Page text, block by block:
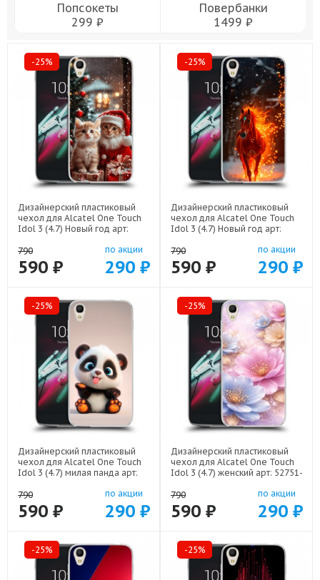
Попсокеты
299 ₽
Повербанки
1499 ₽
-25%
Дизайнерский пластиковый
чехол для Alcatel One Touch
Idol 3 (4.7) Новый год арт:
790
590 ₽
по акции
290 ₽
-25%
Дизайнерский пластиковый
чехол для Alcatel One Touch
Idol 3 (4.7) Новый год арт:
790
590 ₽
по акции
290 ₽
-25%
Дизайнерский пластиковый
чехол для Alcatel One Touch
Idol 3 (4.7) милая панда арт:
790
590 ₽
по акции
290 ₽
-25%
Дизайнерский пластиковый
чехол для Alcatel One Touch
Idol 3 (4.7) женский арт: 52751-
790
590 ₽
по акции
290 ₽
-25% -25%